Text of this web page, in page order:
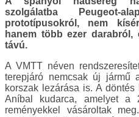
szolgálatba Peugeot-
prototípusokról, nem
hanem több ezer
távú.
A VMTT néven
terepjáró nemcsak új jármű
korszak lezárása is. A
Aníbal kudarca, amelyet a
reményekkel vásároltak